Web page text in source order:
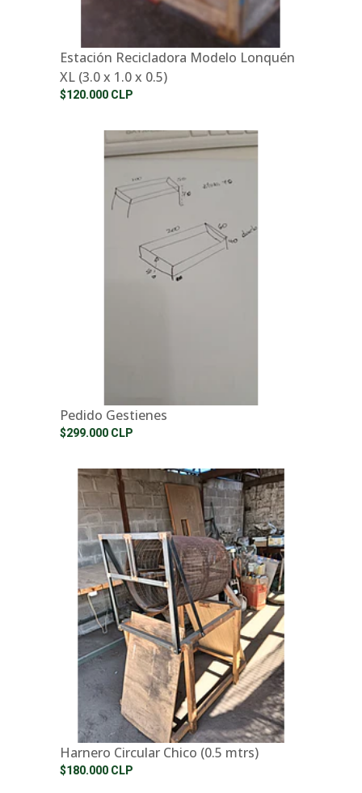
Estación Recicladora Modelo Lonquén
XL (3.0 x 1.0 x 0.5)
$120.000 CLP
Pedido Gestienes
$299.000 CLP
Harnero Circular Chico (0.5 mtrs)
$180.000 CLP